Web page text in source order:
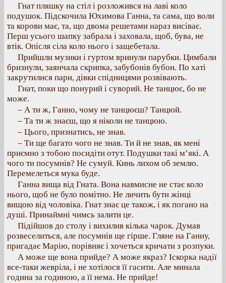
Гнат пляшку на стіл і розложився на лаві коло
подушок. Підскочила Юхимова Ганна, та сама, що воли
та корови має, та, що двома решетами нараз висіває.
Перш усього шапку забрала і заховала, щоб, бува, не
втік. Опісля сіла коло нього і защебетала.
Прийшли музики і гуртом вринули парубки. Цимбали
бризнули, заянчала скрипка, забубонів бубон. По хаті
закрутилися пари, дівки спідницями розвівають.
Гнат, поки що понурий і суворий. Не танцює, бо не
може.
– А ти ж, Ганно, чому не танцюєш? Танцюй.
– Та ти ж знаєш, що я ніколи не танцюю.
– Цього, признатись, не знав.
– Ти ще багато чого не знав. Ти й не знав, як мені
приємно з тобою посидіти отут. Подушки такі м’які. А
чого ти посумнів? Не сумуй. Кинь лихом об землю.
Перемелеться мука буде.
Ганна вища від Гната. Вона навмисне не стає коло
нього, щоб не було помітно. Не личить бути жінці
вищою від чоловіка. Гнат знає це також, і як погано на
душі. Принаймні чимсь залити це.
Підійшов до столу і вихилив кілька чарок. Думав
розвеселиться, але посумнів ще гірше. Гляне на Ганну,
пригадає Марію, порівняє і хочеться кричати з розпуки.
А може ще вона прийде? А може якраз? Іскорка надії
все-таки жевріла, і не хотілося її гасити. Але минала
година за годиною, а її нема. Не прийде!